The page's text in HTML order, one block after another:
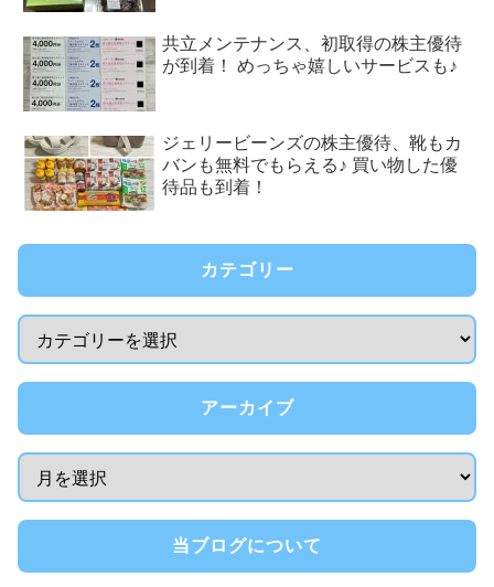
共立メンテナンス、初取得の株主優待
が到着！ めっちゃ嬉しいサービスも♪
ジェリービーンズの株主優待、靴もカ
バンも無料でもらえる♪ 買い物した優
待品も到着！
カテゴリー
アーカイブ
当ブログについて